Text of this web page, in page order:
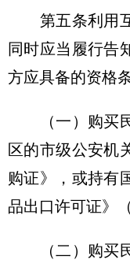
第五条利用互
同时应当履行告
方应具备的资格
（一）购买民
区的市级公安机
购证》，或持有
品出口许可证》
（二）购买民